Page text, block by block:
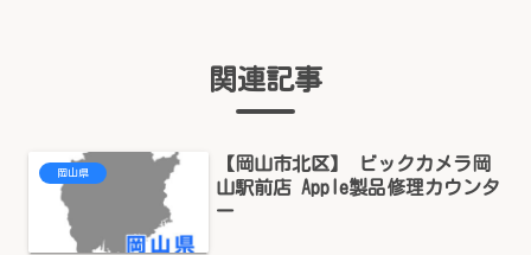
関連記事
岡山県
【岡山市北区】 ビックカメラ岡
山駅前店 Apple製品修理カウンタ
ー